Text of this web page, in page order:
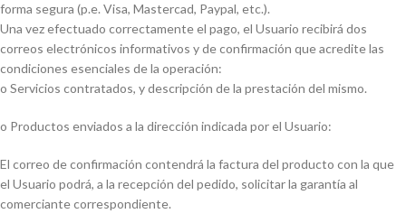
forma segura (p.e. Visa, Mastercad, Paypal, etc.).
Una vez efectuado correctamente el pago, el Usuario recibirá dos
correos electrónicos informativos y de confirmación que acredite las
condiciones esenciales de la operación:
o Servicios contratados, y descripción de la prestación del mismo.
o Productos enviados a la dirección indicada por el Usuario:
El correo de confirmación contendrá la factura del producto con la que
el Usuario podrá, a la recepción del pedido, solicitar la garantía al
comerciante correspondiente.